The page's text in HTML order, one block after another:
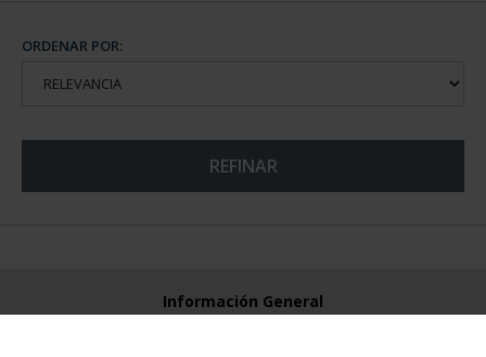
ORDENAR POR:
REFINAR
Información General